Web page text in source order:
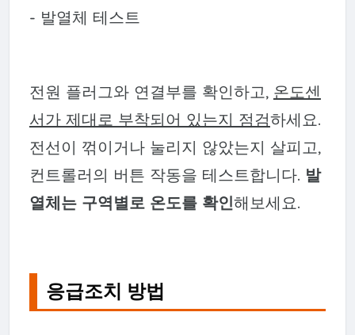
- 발열체 테스트
전원 플러그와 연결부를 확인하고, 온도센
서가 제대로 부착되어 있는지 점검하세요.
전선이 꺾이거나 눌리지 않았는지 살피고,
컨트롤러의 버튼 작동을 테스트합니다. 발
열체는 구역별로 온도를 확인해보세요.
응급조치 방법